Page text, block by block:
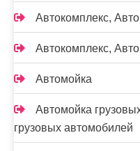
Автокомплекс,
Автокомплекс,
Автомойка
Автомойка
грузовых автомобилей